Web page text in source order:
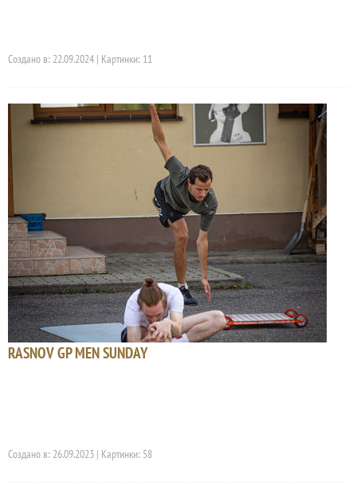
Создано в: 22.09.2024 | Картинки: 11
RASNOV GP MEN SUNDAY
Создано в: 26.09.2023 | Картинки: 58